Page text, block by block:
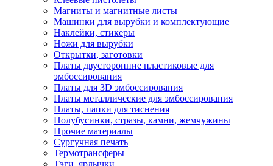
Магниты и магнитные листы
Машинки для вырубки и комплектующие
Наклейки, стикеры
Ножи для вырубки
Открытки, заготовки
Платы двусторонние пластиковые для
эмбоссирования
Платы для 3D эмбоссирования
Платы металлические для эмбоссирования
Платы, папки для тиснения
Полубусинки, стразы, камни, жемчужины
Прочие материалы
Сургучная печать
Термотрансферы
Тэги, ярлычки